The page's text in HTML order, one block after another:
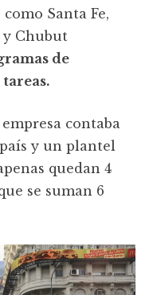
Santa Fe,
y Chubut
de
contaba
y un plantel
quedan 4
se suman 6